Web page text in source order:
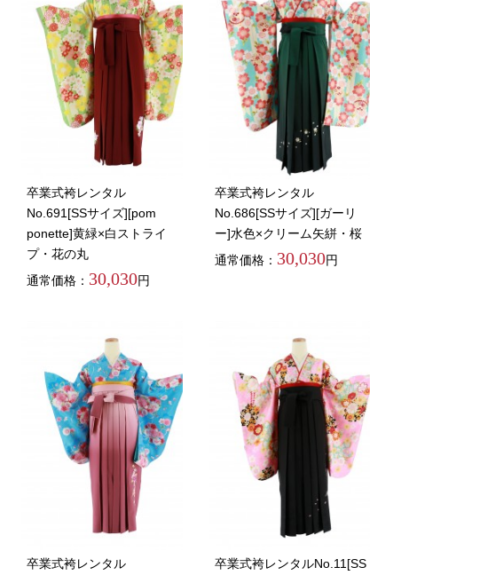
卒業式袴レンタル
No.691[SSサイズ][pom
ponette]黄緑×白ストライ
プ・花の丸
通常価格： 30,030円
卒業式袴レンタル
No.686[SSサイズ][ガーリ
ー]水色×クリーム矢絣・桜
通常価格： 30,030円
卒業式袴レンタル
卒業式袴レンタルNo.11[SS